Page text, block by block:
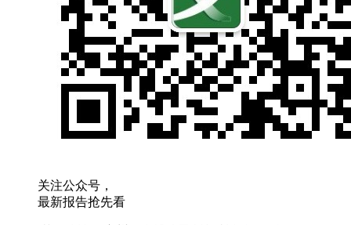
关注公众号，
最新报告抢先看